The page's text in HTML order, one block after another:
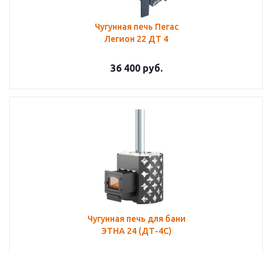
Чугунная печь Пегас
Легион 22 ДТ 4
36 400руб.
Чугунная печь для бани
ЭТНА 24 (ДТ-4С)